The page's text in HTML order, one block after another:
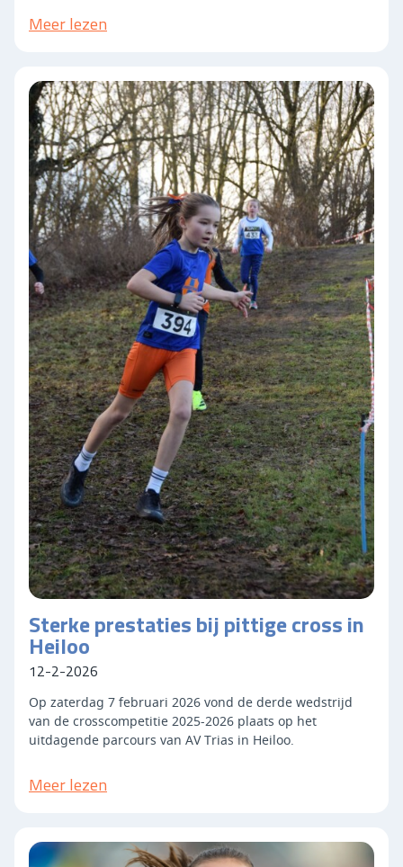
Meer lezen
Sterke prestaties bij pittige cross in
Heiloo
12-2-2026
Op zaterdag 7 februari 2026 vond de derde wedstrijd
van de crosscompetitie 2025-2026 plaats op het
uitdagende parcours van AV Trias in Heiloo.
Meer lezen